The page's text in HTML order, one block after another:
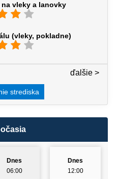
vleky a lanovky
(vleky, pokladne)
ďalšie >
strediska
Dnes
06:00
Dnes
12:00